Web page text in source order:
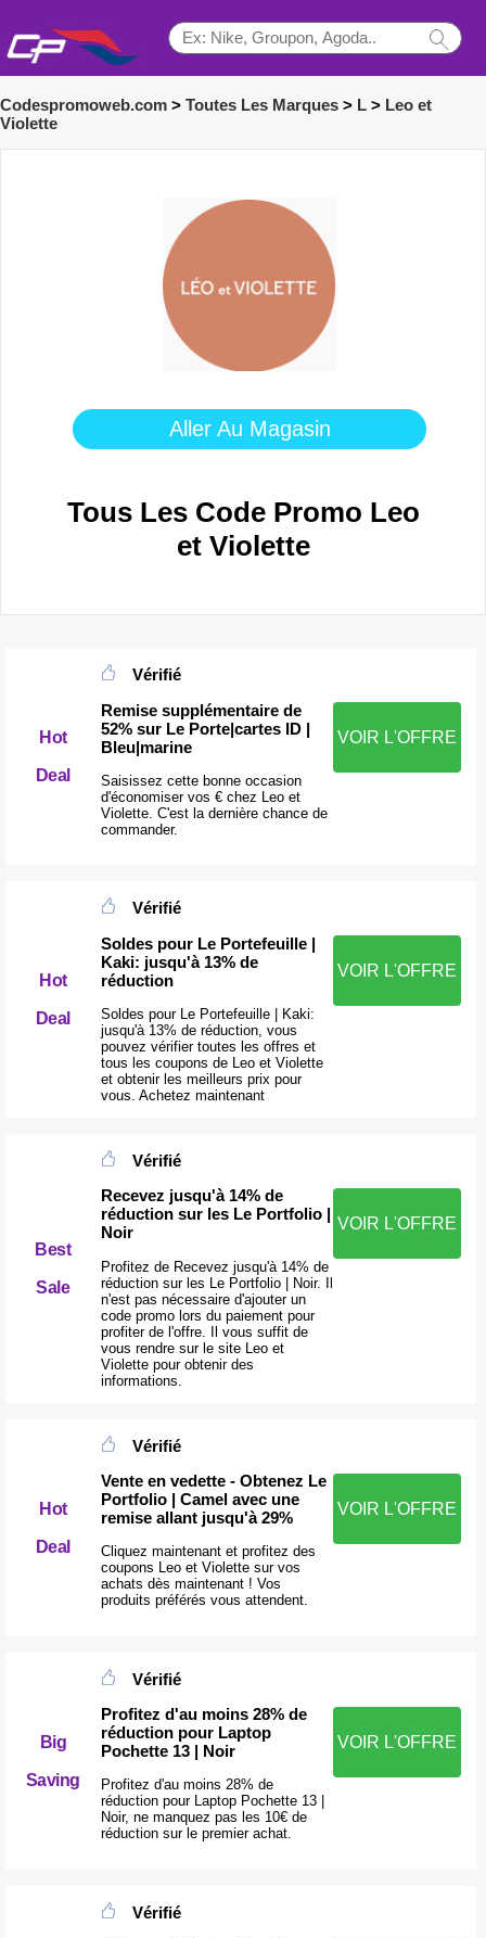
Codespromoweb.com > Toutes Les Marques > L > Leo et
Violette
Aller Au Magasin
Tous Les Code Promo Leo
et Violette
Hot
Deal
Vérifié
Remise supplémentaire de
52% sur Le Porte|cartes ID |
Bleu|marine
Saisissez cette bonne occasion
d'économiser vos € chez Leo et
Violette. C'est la dernière chance de
commander.
VOIR L'OFFRE
Hot
Deal
Vérifié
Soldes pour Le Portefeuille |
Kaki: jusqu'à 13% de
réduction
Soldes pour Le Portefeuille | Kaki:
jusqu'à 13% de réduction, vous
pouvez vérifier toutes les offres et
tous les coupons de Leo et Violette
et obtenir les meilleurs prix pour
vous. Achetez maintenant
VOIR L'OFFRE
Best
Sale
Vérifié
Recevez jusqu'à 14% de
réduction sur les Le Portfolio |
Noir
Profitez de Recevez jusqu'à 14% de
réduction sur les Le Portfolio | Noir. Il
n'est pas nécessaire d'ajouter un
code promo lors du paiement pour
profiter de l'offre. Il vous suffit de
vous rendre sur le site Leo et
Violette pour obtenir des
informations.
VOIR L'OFFRE
Hot
Deal
Vérifié
Vente en vedette - Obtenez Le
Portfolio | Camel avec une
remise allant jusqu'à 29%
Cliquez maintenant et profitez des
coupons Leo et Violette sur vos
achats dès maintenant ! Vos
produits préférés vous attendent.
VOIR L'OFFRE
Big
Saving
Vérifié
Profitez d'au moins 28% de
réduction pour Laptop
Pochette 13 | Noir
Profitez d'au moins 28% de
réduction pour Laptop Pochette 13 |
Noir, ne manquez pas les 10€ de
réduction sur le premier achat.
VOIR L'OFFRE
Vérifié